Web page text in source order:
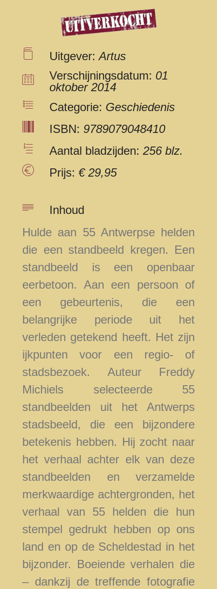
Uitgever:Artus
Verschijningsdatum: 01
oktober 2014
Categorie: Geschiedenis
ISBN: 9789079048410
Aantal bladzijden: 256 blz.
Prijs: € 29,95
Inhoud
Hulde aan 55 Antwerpse helden
die een standbeeld kregen. Een
standbeeld is een openbaar
eerbetoon. Aan een persoon of
een gebeurtenis, die een
belangrijke periode uit het
verleden getekend heeft. Het zijn
ijkpunten voor een regio- of
stadsbezoek. Auteur Freddy
Michiels selecteerde 55
standbeelden uit het Antwerps
stadsbeeld, die een bijzondere
betekenis hebben. Hij zocht naar
het verhaal achter elk van deze
standbeelden en verzamelde
merkwaardige achtergronden, het
verhaal van 55 helden die hun
stempel gedrukt hebben op ons
land en op de Scheldestad in het
bijzonder. Boeiende verhalen die
– dankzij de treffende fotografie